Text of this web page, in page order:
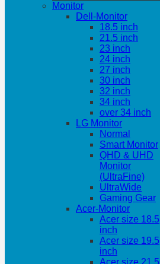
Monitor
Dell-Monitor
18.5 inch
21.5 inch
23 inch
24 inch
27 inch
30 inch
32 inch
34 inch
over 34 inch
LG Monitor
Normal
Smart Monitor
QHD & UHD
Monitor
(UltraFine)
UltraWide
Gaming Gear
Acer-Monitor
Acer size 18.5
inch
Acer size 19.5
inch
Acer size 21.5